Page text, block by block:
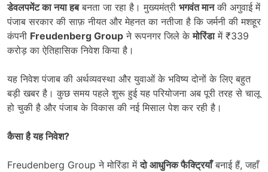
डेवलपमेंट का नया हबबनता जा रहा है। मुख्यमंत्री भगवंत मानकी अगुवाई में
पंजाब सरकार की साफ़ नीयत और मेहनत का नतीजा है कि जर्मनी की मशहूर
कंपनी Freudenberg Group ने रूपनगर जिले केमोरिंडामें ₹339
करोड़ का ऐतिहासिक निवेश किया है।
यह निवेश पंजाब की अर्थव्यवस्था और युवाओं के भविष्य दोनों के लिए बहुत
बड़ी खबर है। कुछ समय पहले शुरू हुई यह परियोजना अब पूरी तरह से चालू
हो चुकी है और पंजाब के विकास की नई मिसाल पेश कर रही है।
कैसा है यह निवेश?
Freudenberg Group ने मोरिंडा मेंदो आधुनिक फैक्ट्रियाँबनाई हैं, जहाँ